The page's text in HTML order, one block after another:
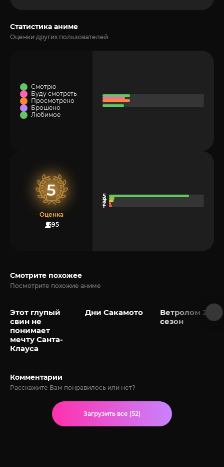
Статистика аниме
Оценки других пользователей
Смотрю
Буду смотреть
Просмотрено
Брошено
Любимое
5
Оценка
595
Смотрите похожее
Посмотрите похожие аниме
Этот глупый
свин не
понимает
мечту Санта-
Клауса
Дни Сакамото
Ветролом 2
сезон
Комментарии
Расскажите Вам понравилось или нет?
Загрузить все (52)